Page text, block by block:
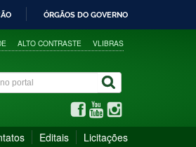
ÓRGÃOS DO GOVERNO
ALTO CONTRASTE VLIBRAS
Editais Licitações